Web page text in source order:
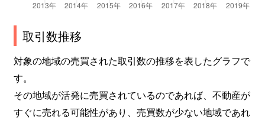
取引数推移
対象の地域の売買された取引数の推移を表したグラフで
す。
その地域が活発に売買されているのであれば、不動産が
すぐに売れる可能性があり、売買数が少ない地域であれ